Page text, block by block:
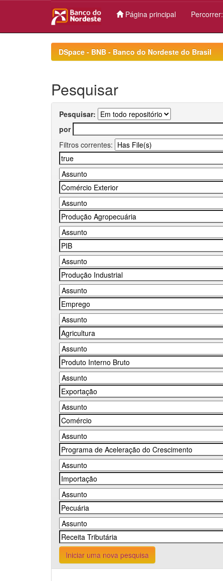
Página principal Percorrer:
DSpace - BNB - Banco do Nordeste do Brasil
Pesquisar
Pesquisar:
por
Filtros correntes:
Iniciar uma nova pesquisa